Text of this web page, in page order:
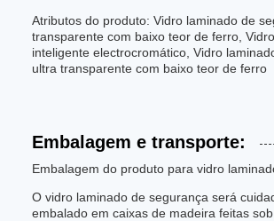
Atributos do produto: Vidro laminado de
transparente com baixo teor de ferro,
inteligente electrocromático, Vidro
ultra transparente com baixo teor de ferro
Embalagem e transporte:
Embalagem do produto para vidro
O vidro laminado de segurança será
embalado em caixas de madeira feitas